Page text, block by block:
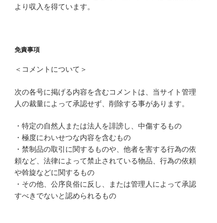
より収入を得ています。
免責事項
＜コメントについて＞
次の各号に掲げる内容を含むコメントは、当サイト管理
人の裁量によって承認せず、削除する事があります。
・特定の自然人または法人を誹謗し、中傷するもの
・極度にわいせつな内容を含むもの
・禁制品の取引に関するものや、他者を害する行為の依
頼など、法律によって禁止されている物品、行為の依頼
や斡旋などに関するもの
・その他、公序良俗に反し、または管理人によって承認
すべきでないと認められるもの